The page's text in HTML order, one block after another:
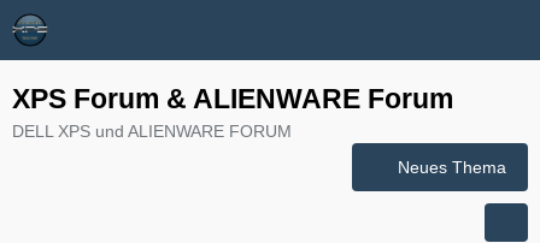
XPS Forum & ALIENWARE Forum
DELL XPS und ALIENWARE FORUM
Neues Thema